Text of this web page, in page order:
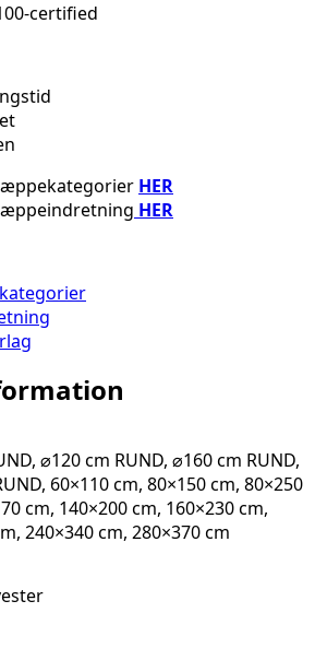
certified
HER
HER
⌀120 cm RUND, ⌀160 cm RUND,
60×110 cm, 80×150 cm, 80×250
cm, 140×200 cm, 160×230 cm,
240×340 cm, 280×370 cm